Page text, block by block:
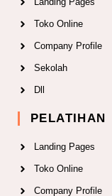
Toko Online
Company Profile
Sekolah
Dll
PELATIHAN
Landing Pages
Toko Online
Company Profile